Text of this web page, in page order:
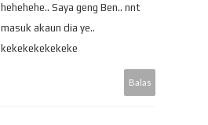
hehehehe.. Saya geng Ben.. nnt
masuk akaun dia ye..
kekekekekekeke
Balas